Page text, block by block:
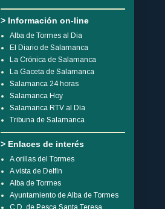
> Información on-line
Alba de Tormes al Dia
El Diario de Salamanca
La Crónica de Salamanca
La Gaceta de Salamanca
Salamanca 24 horas
Salamanca Hoy
Salamanca RTV al Día
Tribuna de Salamanca
> Enlaces de interés
A orillas del Tormes
A vista de Delfín
Alba de Tormes
Ayuntamiento de Alba de Tormes
C.D. de Pesca Santa Teresa